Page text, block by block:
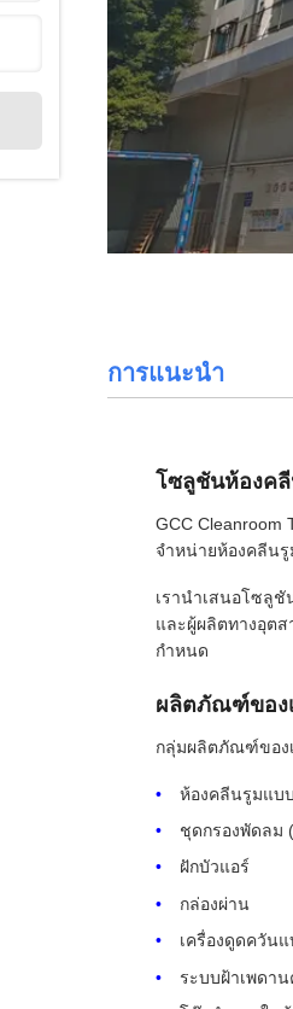
การแนะนำ
โซลูชันห้องค
GCC Cleanroom
จำหน่ายห้องคลีน
เรานำเสนอโซลู
และผู้ผลิตทางอุต
กำหนด
ผลิตภัณฑ์ของ
กลุ่มผลิตภัณฑ์ของ
ห้องคลีนรูมแบ
ชุดกรองพัดลม
ฝักบัวแอร์
กล่องผ่าน
เครื่องดูดควัน
ระบบฝ้าเพดา